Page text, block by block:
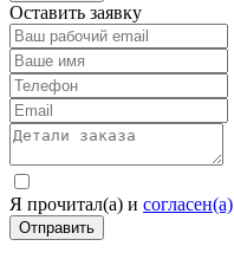
Оставить заявку
Я прочитал(а) и согласен(а)
Отправить